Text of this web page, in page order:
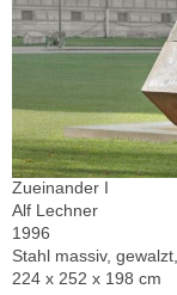
Zueinander I
Alf Lechner
1996
Stahl massiv,
224 x 252 x 198 cm